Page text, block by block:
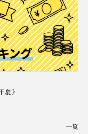
》
一覧